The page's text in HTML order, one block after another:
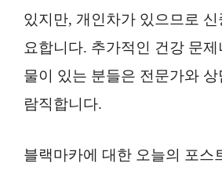
있지만, 개인차가 있으므로 신
요합니다. 추가적인 건강 문
물이 있는 분들은 전문가와
람직합니다.
블랙마카에 대한 오늘의 포스